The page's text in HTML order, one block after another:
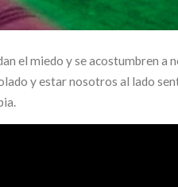
el miedo y se acostumbren a
y estar nosotros al lado